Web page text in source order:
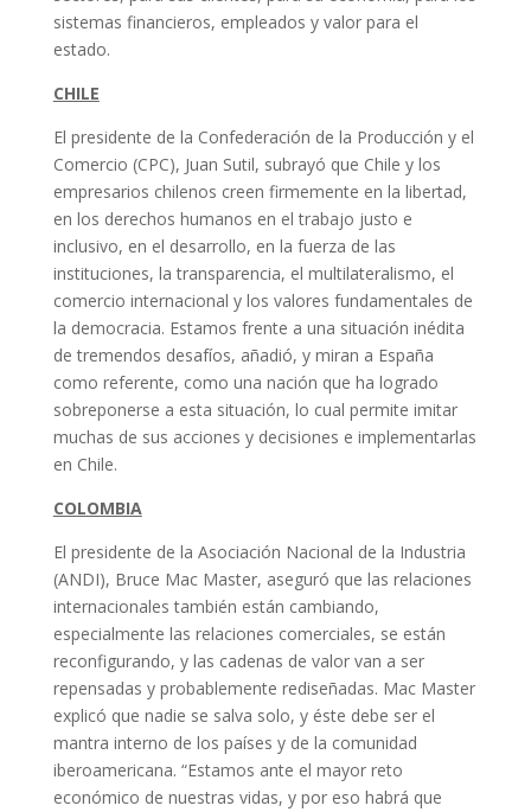
sistemas financieros, empleados y valor para el
estado.
CHILE
El presidente de la Confederación de la Producción y el
Comercio (CPC), Juan Sutil, subrayó que Chile y los
empresarios chilenos creen firmemente en la libertad,
en los derechos humanos en el trabajo justo e
inclusivo, en el desarrollo, en la fuerza de las
instituciones, la transparencia, el multilateralismo, el
comercio internacional y los valores fundamentales de
la democracia. Estamos frente a una situación inédita
de tremendos desafíos, añadió, y miran a España
como referente, como una nación que ha logrado
sobreponerse a esta situación, lo cual permite imitar
muchas de sus acciones y decisiones e implementarlas
en Chile.
COLOMBIA
El presidente de la Asociación Nacional de la Industria
(ANDI), Bruce Mac Master, aseguró que las relaciones
internacionales también están cambiando,
especialmente las relaciones comerciales, se están
reconfigurando, y las cadenas de valor van a ser
repensadas y probablemente rediseñadas. Mac Master
explicó que nadie se salva solo, y éste debe ser el
mantra interno de los países y de la comunidad
iberoamericana. “Estamos ante el mayor reto
económico de nuestras vidas, y por eso habrá que